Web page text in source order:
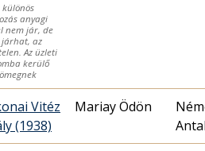
különös
anyagi
nem jár, de
járhat, az
Az üzleti
kerülő
Vitéz
(1938)
Mariay Ödön